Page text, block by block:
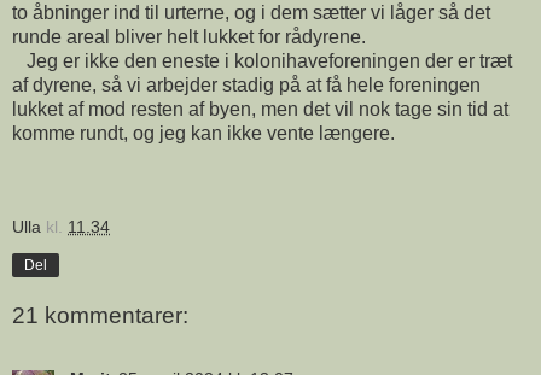
to åbninger ind til urterne, og i dem sætter vi låger så det
runde areal bliver helt lukket for rådyrene.
Jeg er ikke den eneste i kolonihaveforeningen der er træt
af dyrene, så vi arbejder stadig på at få hele foreningen
lukket af mod resten af byen, men det vil nok tage sin tid at
komme rundt, og jeg kan ikke vente længere.
Ulla kl. 11.34
Del
21 kommentarer: